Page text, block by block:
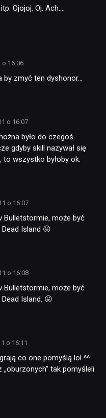
Ojojoj. Oj. Ach….
o 16:06
by zmyć ten dyshonor…
o 16:07
było do czegoś
gdyby skill nazywał się
to wszystko byłoby ok.
o 16:07
Bulletstormie, może być
Island 😛
o 16:08
Bulletstormie, może być
Island. 😛
o 16:11
co one pomyślą lol ^^
tak pomyśleli